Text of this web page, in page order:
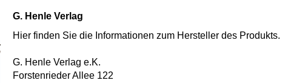
G. Henle Verlag
Hier finden Sie die Informationen zum Hersteller des Produkts.
G. Henle Verlag e.K.
Forstenrieder Allee 122